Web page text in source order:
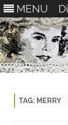
MENU
TAG: MERRY